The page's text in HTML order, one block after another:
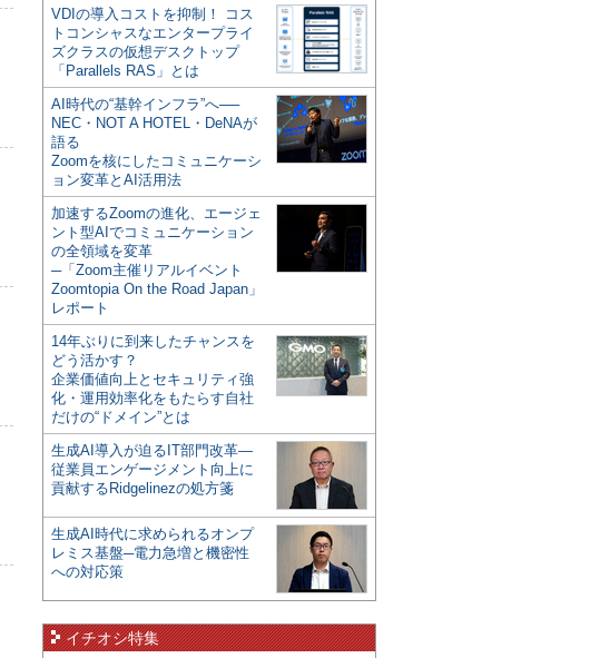
VDIの導入コストを抑制！ コス
トコンシャスなエンタープライ
ズクラスの仮想デスクトップ
「Parallels RAS」とは
AI時代の“基幹インフラ”へ──
NEC・NOT A HOTEL・DeNAが
語る
Zoomを核にしたコミュニケーシ
ョン変革とAI活用法
加速するZoomの進化、エージェ
ント型AIでコミュニケーション
の全領域を変革
─「Zoom主催リアルイベント
Zoomtopia On the Road Japan」
レポート
14年ぶりに到来したチャンスを
どう活かす？
企業価値向上とセキュリティ強
化・運用効率化をもたらす自社
だけの“ドメイン”とは
生成AI導入が迫るIT部門改革―
従業員エンゲージメント向上に
貢献するRidgelinezの処方箋
生成AI時代に求められるオンプ
レミス基盤─電力急増と機密性
への対応策
イチオシ特集